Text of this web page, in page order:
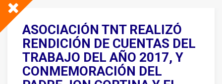
ASOCIACIÓN TNT REALIZÓ
RENDICIÓN DE CUENTAS DEL
TRABAJO DEL AÑO 2017, Y
CONMEMORACIÓN DEL